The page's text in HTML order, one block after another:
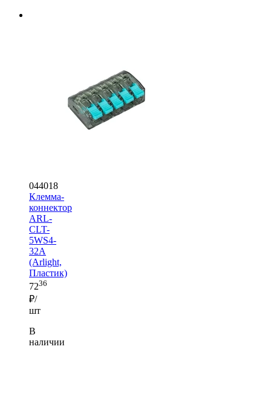
044018
Клемма-
коннектор
ARL-
CLT-
5WS4-
32A
(Arlight,
Пластик)
7236
₽/
шт
В
наличии